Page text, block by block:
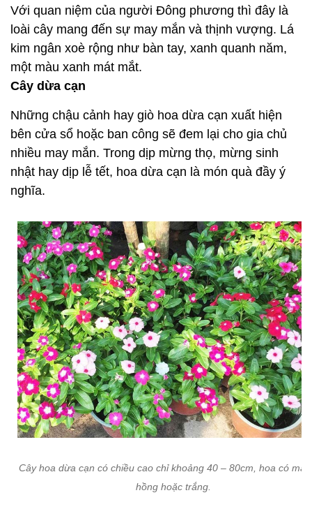
Với quan niệm của người Đông phương thì đây là
loài cây mang đến sự may mắn và thịnh vượng. Lá
kim ngân xoè rộng như bàn tay, xanh quanh năm,
một màu xanh mát mắt.
Cây dừa cạn
Những chậu cảnh hay giò hoa dừa cạn xuất hiện
bên cửa sổ hoặc ban công sẽ đem lại cho gia chủ
nhiều may mắn. Trong dịp mừng thọ, mừng sinh
nhật hay dịp lễ tết, hoa dừa cạn là món quà đầy ý
nghĩa.
Cây hoa dừa cạn có chiều cao chỉ khoảng 40 – 80cm, hoa có
hồng hoặc trắng.